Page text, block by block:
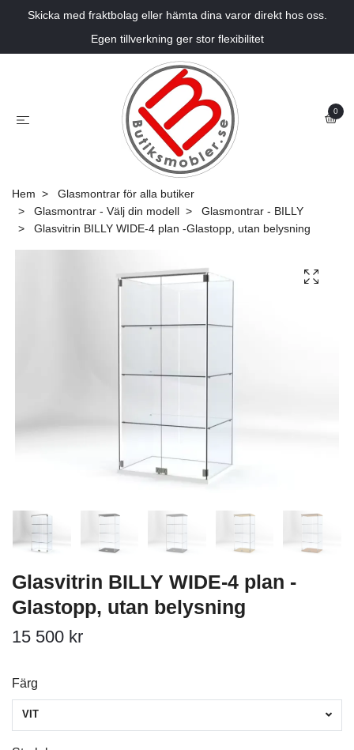
Skicka med fraktbolag eller hämta dina varor direkt hos oss.
Egen tillverkning ger stor flexibilitet
0
Hem
Glasmontrar för alla butiker
Glasmontrar - Välj din modell
Glasmontrar - BILLY
Glasvitrin BILLY WIDE-4 plan -Glastopp, utan belysning
Glasvitrin BILLY WIDE-4 plan -
Glastopp, utan belysning
15 500 kr
Färg
VIT